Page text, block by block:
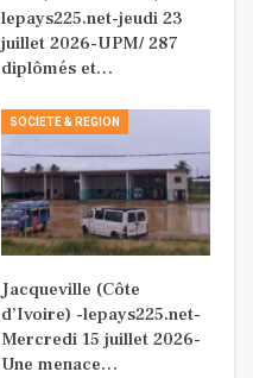
lepays225.net-jeudi 23
juillet 2026-UPM/ 287
diplômés et…
SOCIETE & REGION
Jacqueville (Côte
d’Ivoire) -lepays225.net-
Mercredi 15 juillet 2026-
Une menace…